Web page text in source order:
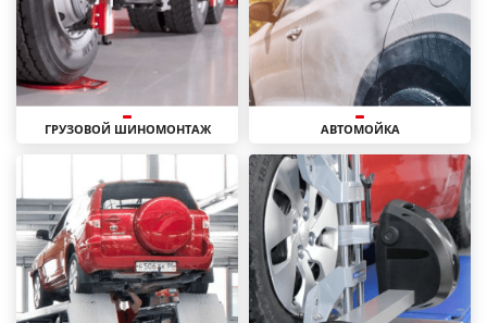
ГРУЗОВОЙ ШИНОМОНТАЖ АВТОМОЙКА